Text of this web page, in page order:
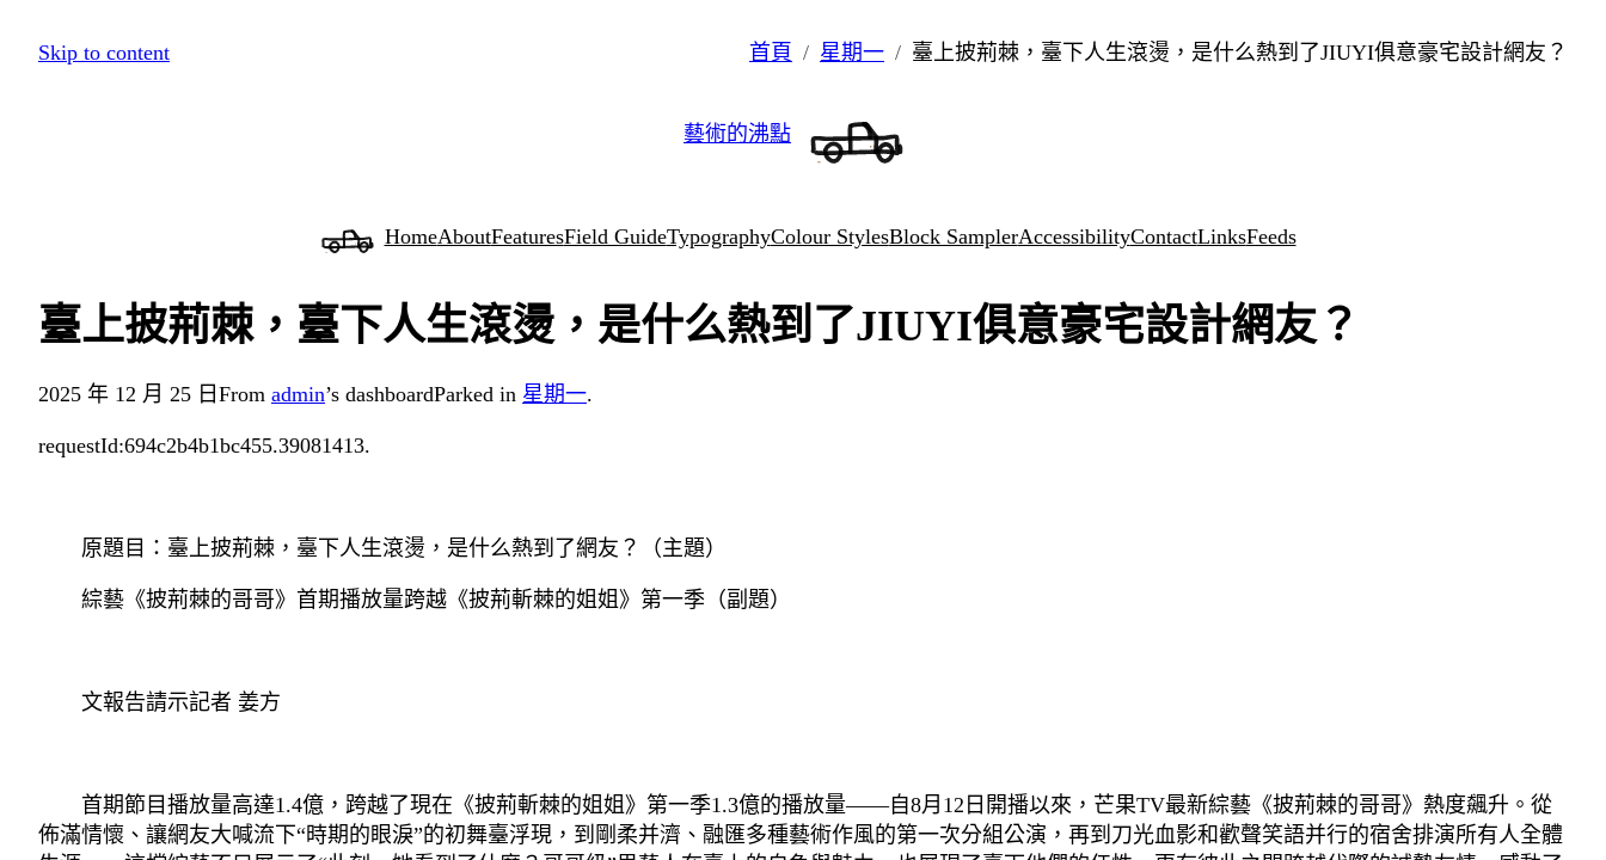
跳
Skip to content 首頁 星期一 臺上披荊棘，臺下人生滾燙，是什么熱到了JIUYI俱意豪宅設計網友？
藝術的沸點
HomeAboutFeaturesField GuideTypographyColour StylesBlock SamplerAccessibilityContactLinksFeeds
臺上披荊棘，臺下人生滾燙，是什么熱到了JIUYI俱意豪宅設計網友？
2025 年 12 月 25 日 From admin’s dashboardParked in 星期一.
requestId:694c2b4b1bc455.39081413.
原題目：臺上披荊棘，臺下人生滾燙，是什么熱到了網友？（主題）
綜藝《披荊棘的哥哥》首期播放量跨越《披荊斬棘的姐姐》第一季（副題）
文報告請示記者 姜方
首期節目播放量高達1.4億，跨越了現在《披荊斬棘的姐姐》第一季1.3億的播放量——自8月12日開播以來，芒果TV最新綜藝《披荊棘的哥哥》熱度飆升。從
佈滿情懷、讓網友大喊流下“時期的眼淚”的初舞臺浮現，到剛柔并濟、融匯多種藝術作風的第一次分組公演，再到刀光血影和歡聲笑語并行的宿舍排演所有人全體